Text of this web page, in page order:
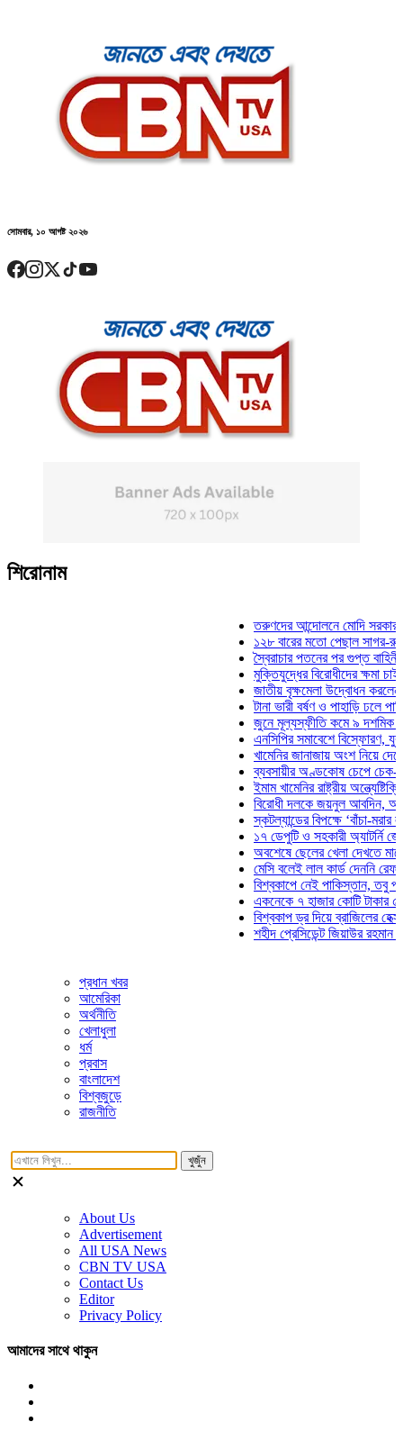
সোমবার, ১০ আগষ্ট ২০২৬
শিরোনাম
তরুণদের আন্দোলনে মোদি সরকার দুর্বল
১২৮ বারের মতো পেছাল সাগর-রুনি
স্বৈরাচার পতনের পর গুপ্ত বাহিনীর
মুক্তিযুদ্ধের বিরোধীদের ক্ষমা চাইতে
জাতীয় বৃক্ষমেলা উদ্বোধন করলেন
টানা ভারী বর্ষণ ও পাহাড়ি ঢলে পানিবন্দি
জুনে মূল্যস্ফীতি কমে ৯ দশমিক ১৬
এনসিপির সমাবেশে বিস্ফোরণ, যুবলীগের
খামেনির জানাজায় অংশ নিয়ে দেশে
ব্যবসায়ীর অণ্ডকোষ চেপে চেক-
ইমাম খামেনির রাষ্ট্রীয় অন্ত্যেষ্টিক্রিয়ায়
বিরোধী দলকে জয়নুল আবদিন, আপনারা
স্কটল্যান্ডের বিপক্ষে ‘বাঁচা-মরার
১৭ ডেপুটি ও সহকারী অ্যাটর্নি
অবশেষে ছেলের খেলা দেখতে মাঠে
মেসি বলেই লাল কার্ড দেননি রেফারি!
বিশ্বকাপে নেই পাকিস্তান, তবু প্রতিটি
একনেকে ৭ হাজার কোটি টাকার ৫
বিশ্বকাপ ড্র দিয়ে ব্রাজিলের হেক্সা মিশন
শহীদ প্রেসিডেন্ট জিয়াউর রহমান
প্রধান খবর
আমেরিকা
অর্থনীতি
খেলাধুলা
ধর্ম
প্রবাস
বাংলাদেশ
বিশ্বজুড়ে
রাজনীতি
খুজুঁন
About Us
Advertisement
All USA News
CBN TV USA
Contact Us
Editor
Privacy Policy
আমাদের সাথে থাকুন